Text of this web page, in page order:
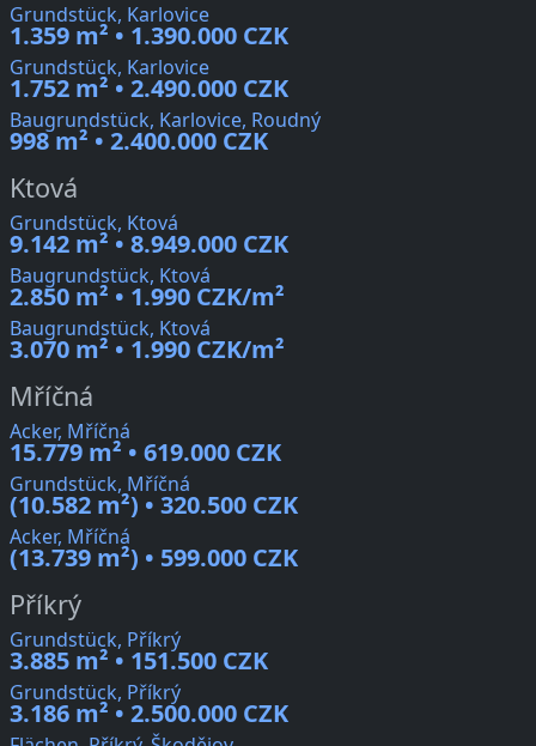
Grundstück, Karlovice
1.359 m² • 1.390.000 CZK
Grundstück, Karlovice
1.752 m² • 2.490.000 CZK
Baugrundstück, Karlovice, Roudný
998 m² • 2.400.000 CZK
Ktová
Grundstück, Ktová
9.142 m² • 8.949.000 CZK
Baugrundstück, Ktová
2.850 m² • 1.990 CZK/m²
Baugrundstück, Ktová
3.070 m² • 1.990 CZK/m²
Mříčná
Acker, Mříčná
15.779 m² • 619.000 CZK
Grundstück, Mříčná
(10.582 m²) • 320.500 CZK
Acker, Mříčná
(13.739 m²) • 599.000 CZK
Příkrý
Grundstück, Příkrý
3.885 m² • 151.500 CZK
Grundstück, Příkrý
3.186 m² • 2.500.000 CZK